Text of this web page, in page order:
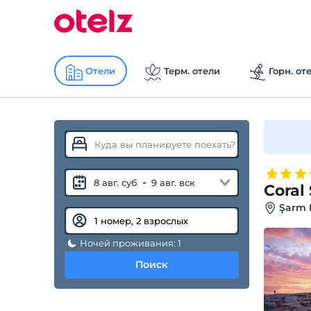
Отели Терм. отели Горн.
8 авг. суб - 9 авг. вск
Ночей проживания: 1
Поиск
Coral
Şarm